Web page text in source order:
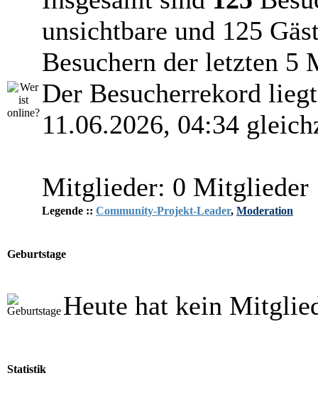
unsichtbare und 125
Besuchern der letzten 5
Der Besucherrekord
11.06.2026, 04:34
Mitglieder: 0 Mitglieder
Legende :: Community-Projekt-Leader, Moderation
Geburtstage
Heute hat kein
Statistik